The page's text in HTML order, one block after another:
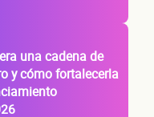
una cadena de
y cómo fortalecerla